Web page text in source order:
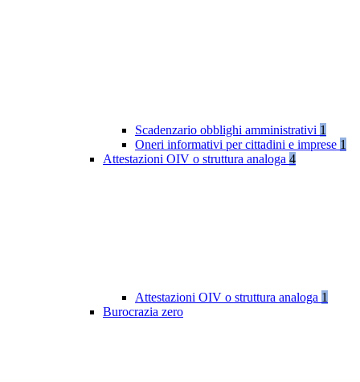
Scadenzario obblighi amministrativi 1
Oneri informativi per cittadini e imprese 1
Attestazioni OIV o struttura analoga 4
Attestazioni OIV o struttura analoga 1
Burocrazia zero